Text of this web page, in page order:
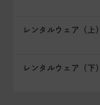
レンタルウェア（上）
レンタルウェア（下）